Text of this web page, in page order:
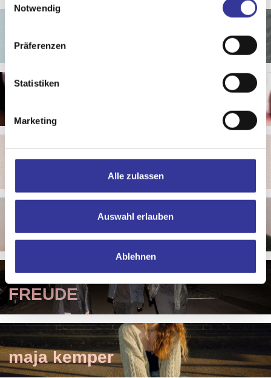
Datenschutzerklärung
Notwendig
Präferenzen
Statistiken
Marketing
Alle zulassen
Auswahl erlauben
Ablehnen
David Ost
Flora
FREUDE
maja kemper